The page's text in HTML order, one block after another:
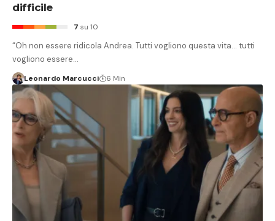
difficile
7 su 10
“Oh non essere ridicola Andrea. Tutti vogliono questa vita… tutti
vogliono essere…
Leonardo Marcucci 6 Min